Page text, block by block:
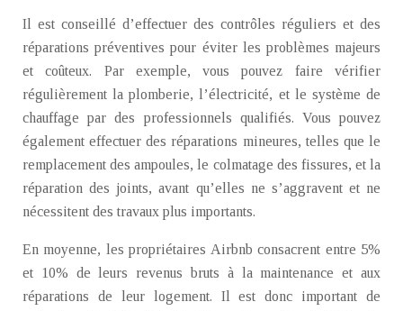
Il est conseillé d’effectuer des contrôles réguliers et des
réparations préventives pour éviter les problèmes majeurs
et coûteux. Par exemple, vous pouvez faire vérifier
régulièrement la plomberie, l’électricité, et le système de
chauffage par des professionnels qualifiés. Vous pouvez
également effectuer des réparations mineures, telles que le
remplacement des ampoules, le colmatage des fissures, et la
réparation des joints, avant qu’elles ne s’aggravent et ne
nécessitent des travaux plus importants.
En moyenne, les propriétaires Airbnb consacrent entre 5%
et 10% de leurs revenus bruts à la maintenance et aux
réparations de leur logement. Il est donc important de